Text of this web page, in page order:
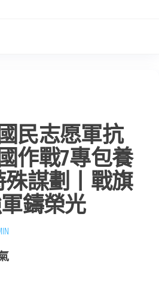
民志愿軍抗
作戰7專包養
殊謀劃丨戰旗
鑄榮光